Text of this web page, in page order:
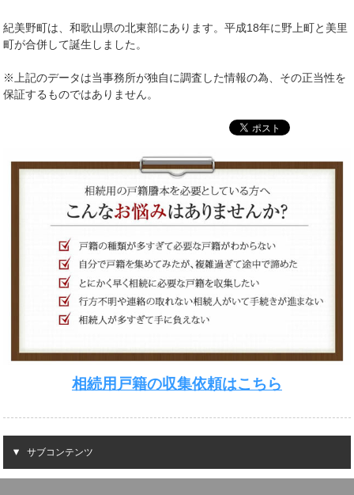
紀美野町は、和歌山県の北東部にあります。平成18年に野上町と美里
町が合併して誕生しました。
※上記のデータは当事務所が独自に調査した情報の為、その正当性を
保証するものではありません。
相続用戸籍の収集依頼はこちら
サブコンテンツ